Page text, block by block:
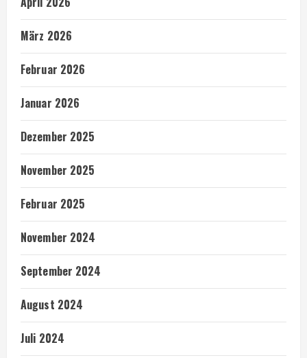
März 2026
Februar 2026
Januar 2026
Dezember 2025
November 2025
Februar 2025
November 2024
September 2024
August 2024
Juli 2024